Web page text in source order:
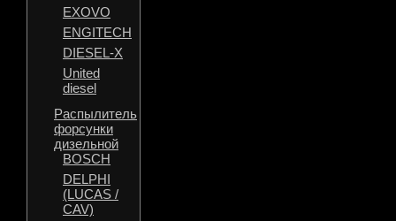
EXOVO
ENGITECH
DIESEL-X
United
diesel
Распылитель
форсунки
дизельной
BOSCH
DELPHI
(LUCAS /
CAV)